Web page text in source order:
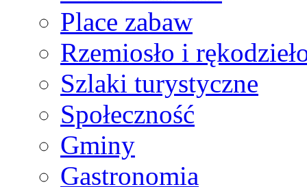
Place zabaw
Rzemiosło i
Szlaki turystyczne
Społeczność
Gminy
Gastronomia